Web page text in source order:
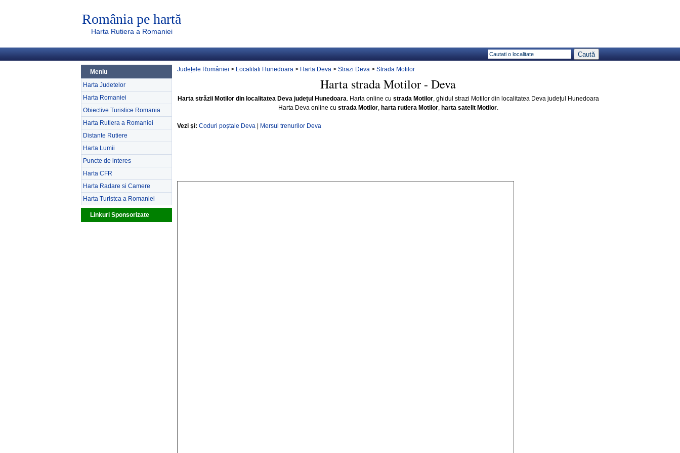
România pe hartă
Harta Rutiera a Romaniei
Meniu
Harta Judetelor
Harta Romaniei
Obiective Turistice Romania
Harta Rutiera a Romaniei
Distante Rutiere
Harta Lumii
Puncte de interes
Harta CFR
Harta Radare si Camere
Harta Turistca a Romaniei
Linkuri Sponsorizate
Județele României > Localitati Hunedoara > Harta Deva > Strazi Deva > Strada Motilor
Harta strada Motilor - Deva
Harta străzii Motilor din localitatea Deva județul Hunedoara. Harta online cu strada Motilor, ghidul strazi Motilor din localitatea Deva județul Hunedoara
Harta Deva online cu strada Motilor, harta rutiera Motilor, harta satelit Motilor.
Vezi și: Coduri poștale Deva Mersul trenurilor Deva